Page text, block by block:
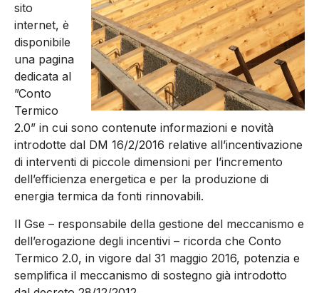
sito
internet, è
disponibile
una pagina
dedicata al
”Conto
Termico
2.0” in cui sono contenute informazioni e novità
introdotte dal DM 16/2/2016 relative all’incentivazione
di interventi di piccole dimensioni per l’incremento
dell’efficienza energetica e per la produzione di
energia termica da fonti rinnovabili.
Il Gse – responsabile della gestione del meccanismo e
dell’erogazione degli incentivi – ricorda che Conto
Termico 2.0, in vigore dal 31 maggio 2016, potenzia e
semplifica il meccanismo di sostegno già introdotto